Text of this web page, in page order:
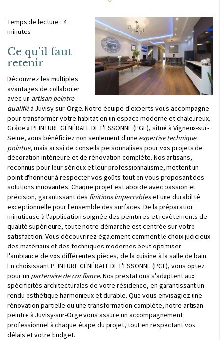
Temps de lecture : 4
minutes
Ce qu'il faut
retenir
Découvrez les multiples
avantages de collaborer
avec un artisan peintre
qualifiéà Juvisy-sur-Orge. Notre équipe d'experts vous accompagne
pour transformer votre habitat en un espace moderne et chaleureux.
Grâce à PEINTURE GÉNÉRALE DE L'ESSONNE (PGE), situé à Vigneux-sur-
Seine, vous bénéficiez non seulement d'une expertise technique
pointue, mais aussi de conseils personnalisés pour vos projets de
décoration intérieure et de rénovation complète. Nos artisans,
reconnus pour leur sérieux et leur professionnalisme, mettent un
point d'honneur à respecter vos goûts tout en vous proposant des
solutions innovantes. Chaque projet est abordé avec passion et
précision, garantissant des finitions impeccableset une durabilité
exceptionnelle pour l'ensemble des surfaces. De la préparation
minutieuse à l'application soignée des peintures et revêtements de
qualité supérieure, toute notre démarche est centrée sur votre
satisfaction. Vous découvrirez également comment le choix judicieux
des matériaux et des techniques modernes peut optimiser
l'ambiance de vos différentes pièces, de la cuisine à la salle de bain.
En choisissant PEINTURE GÉNÉRALE DE L'ESSONNE (PGE), vous optez
pour un partenaire de confiance. Nos prestations s'adaptent aux
spécificités architecturales de votre résidence, en garantissant un
rendu esthétique harmonieux et durable. Que vous envisagiez une
rénovation partielle ou une transformation complète, notre artisan
peintre à Juvisy-sur-Orge vous assure un accompagnement
professionnel à chaque étape du projet, tout en respectant vos
délais et votre budget.